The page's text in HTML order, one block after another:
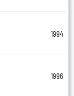
1994
1996